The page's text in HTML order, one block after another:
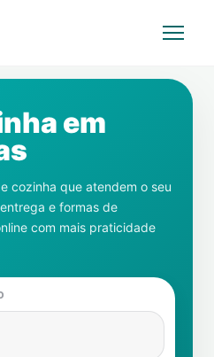
em
cozinha que atendem o seu
e formas de
com mais praticidade